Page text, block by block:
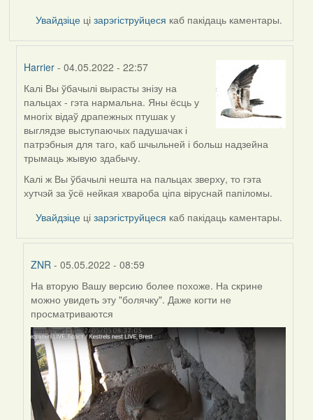
Увайдзіце цізарэгіструйцеся каб пакідаць каментары.
Harrier - 04.05.2022 - 22:57
In
reply
to
by
ZNR
Калі Вы ўбачылі вырасты знізу на
пальцах - гэта нармальна. Яны ёсць у
многіх відаў драпежных птушак у
выглядзе выступаючых падушачак і
патрэбныя для таго, каб шчыльней і больш надзейна
трымаць жывую здабычу.
Калі ж Вы ўбачылі нешта на пальцах зверху, то гэта
хутчэй за ўсё нейкая хвароба ціпа віруснай папіломы.
Увайдзіце цізарэгіструйцеся каб пакідаць каментары.
ZNR - 05.05.2022 - 08:59
In
reply
to
by
Harrier
На вторую Вашу версию более похоже. На скрине
можно увидеть эту "болячку". Даже когти не
просматриваются